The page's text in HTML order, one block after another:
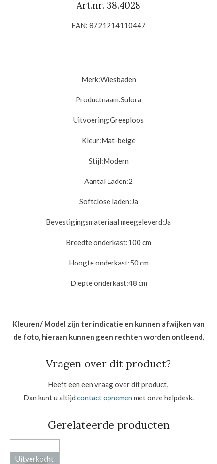
Art.nr. 38.4028
EAN: 8721214110447
Merk:Wiesbaden
Productnaam:Sulora
Uitvoering:Greeploos
Kleur:Mat-beige
Stijl:Modern
Aantal Laden:2
Softclose laden:Ja
Bevestigingsmateriaal meegeleverd:Ja
Breedte onderkast:100 cm
Hoogte onderkast:50 cm
Diepte onderkast:48 cm
Kleuren/ Model zijn ter indicatie en kunnen afwijken van
de foto, hieraan kunnen geen rechten worden ontleend.
Vragen over dit product?
Heeft een een vraag over dit product,
Dan kunt u altijd contact opnemen met onze helpdesk.
Gerelateerde producten
Uitverkocht